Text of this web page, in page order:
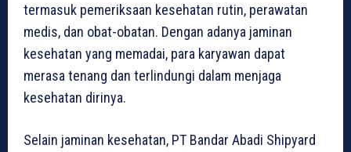
termasuk pemeriksaan kesehatan rutin, perawatan
medis, dan obat-obatan. Dengan adanya jaminan
kesehatan yang memadai, para karyawan dapat
merasa tenang dan terlindungi dalam menjaga
kesehatan dirinya.
Selain jaminan kesehatan, PT Bandar Abadi Shipyard